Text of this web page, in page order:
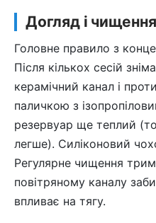
Догляд і чищення
Головне правило з
Після кількох сесій
керамічний канал і
паличкою з
резервуар ще теплий
легше). Силіконовий
Регулярне чищення
повітряному каналу
впливає на тягу.